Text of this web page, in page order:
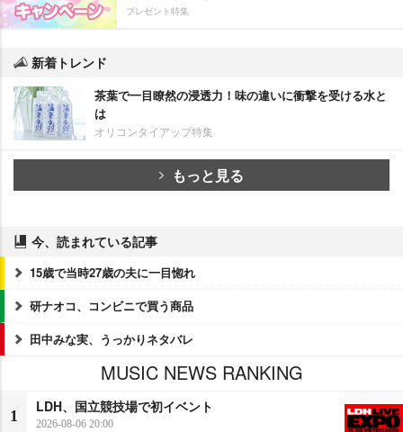
プレゼント特集
新着トレンド
茶葉で一目瞭然の浸透力！味の違いに衝撃を受ける水と
は
オリコンタイアップ特集
もっと見る
今、読まれている記事
15歳で当時27歳の夫に一目惚れ
研ナオコ、コンビニで買う商品
田中みな実、うっかりネタバレ
MUSIC NEWS RANKING
1
LDH、国立競技場で初イベント
2026-08-06 20:00